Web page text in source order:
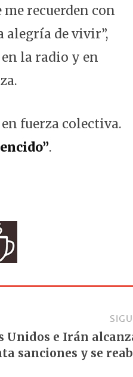
recuerden con
alegría de vivir”,
la radio y en
fuerza colectiva.
.
Unidos e Irán
sanciones y se